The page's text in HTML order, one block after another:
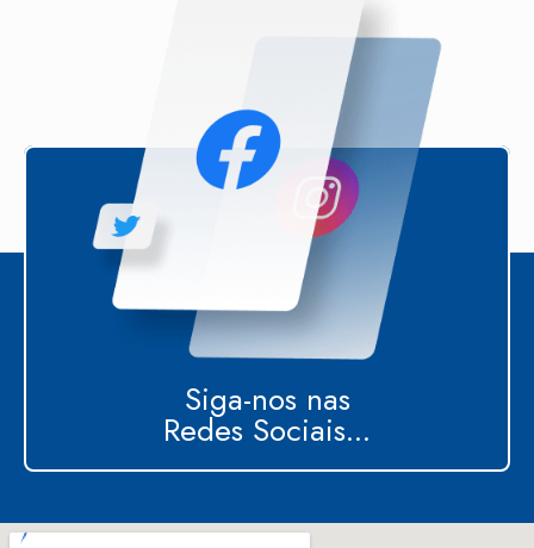
Siga-nos nas
Redes Sociais...